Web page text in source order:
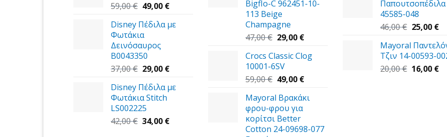
39,00 €.
59,00€ Original
was:
59,00 €.
49,00 €Η
τιμή
Disney Πέδιλα με
Φωτάκια
Δεινόσαυρος
B0043350
37,00€ Original
was:
37,00 €.
29,00 €Η
τιμή
Disney Πέδιλα με
Φωτάκια Stitch
LS002225
42,00€ Original
34,00 €Η
30,00 €.
Bigflo-C 962451-10-
113 Beige
Champagne
47,00€ Original
was:
47,00 €.
29,00 €Η
τιμή
29,00 €.
Crocs Classic Clog
10001-6SV
59,00€ Original
was:
59,00 €.
49,00 €Η
τιμή
Mayoral Βρακάκι
φρου-φρου για
κορίτσι Better
Cotton 24-09698-077
10,00 €.
Παπουτσοπέδιλα
45585-048
46,00€ Original
was:
46,00 €.
25,00 €Η
Mayoral
Τζιν 14-00593-
20,00€ Original
16,00 €Η